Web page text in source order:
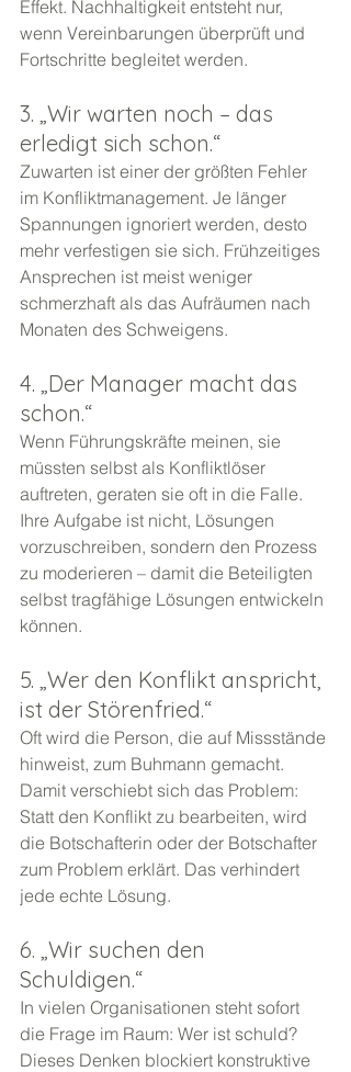
Effekt. Nachhaltigkeit entsteht nur,
wenn Vereinbarungen überprüft und
Fortschritte begleitet werden.
3. „Wir warten noch – das
erledigt sich schon.“
Zuwarten ist einer der größten Fehler
im Konfliktmanagement. Je länger
Spannungen ignoriert werden, desto
mehr verfestigen sie sich. Frühzeitiges
Ansprechen ist meist weniger
schmerzhaft als das Aufräumen nach
Monaten des Schweigens.
4. „Der Manager macht das
schon.“
Wenn Führungskräfte meinen, sie
müssten selbst als Konfliktlöser
auftreten, geraten sie oft in die Falle.
Ihre Aufgabe ist nicht, Lösungen
vorzuschreiben, sondern den Prozess
zu moderieren – damit die Beteiligten
selbst tragfähige Lösungen entwickeln
können.
5. „Wer den Konflikt anspricht,
ist der Störenfried.“
Oft wird die Person, die auf Missstände
hinweist, zum Buhmann gemacht.
Damit verschiebt sich das Problem:
Statt den Konflikt zu bearbeiten, wird
die Botschafterin oder der Botschafter
zum Problem erklärt. Das verhindert
jede echte Lösung.
6. „Wir suchen den
Schuldigen.“
In vielen Organisationen steht sofort
die Frage im Raum: Wer ist schuld?
Dieses Denken blockiert konstruktive